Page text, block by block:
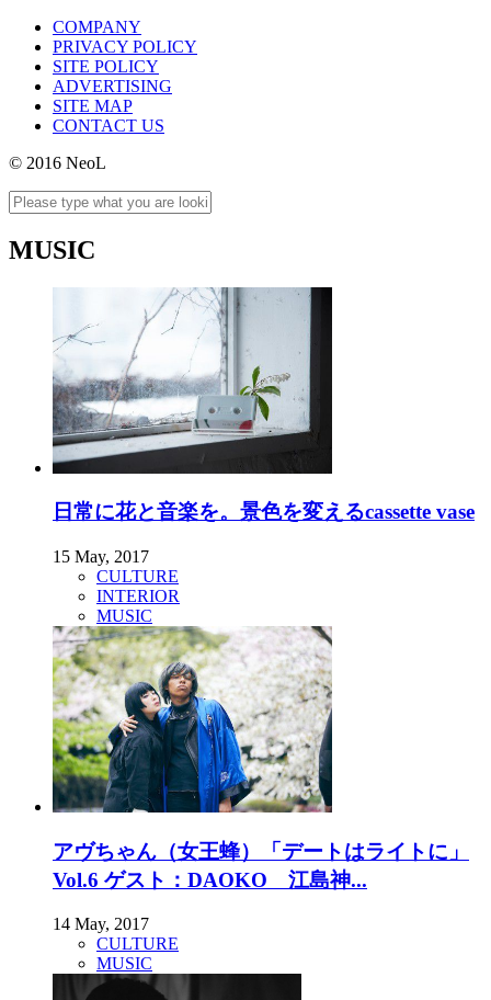
COMPANY
PRIVACY POLICY
SITE POLICY
ADVERTISING
SITE MAP
CONTACT US
© 2016 NeoL
MUSIC
日常に花と音楽を。景色を変えるcassette vase
15 May, 2017
CULTURE
INTERIOR
MUSIC
アヴちゃん（女王蜂）「デートはライトに」
Vol.6 ゲスト：DAOKO 江島神...
14 May, 2017
CULTURE
MUSIC